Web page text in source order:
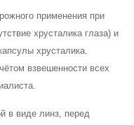
применения при
хрусталика глаза) и
хрусталика.
взвешенности всех
в виде линз, перед